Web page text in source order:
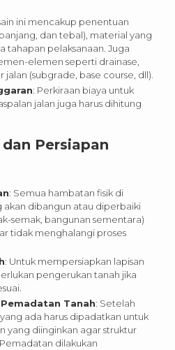
ini mencakup penentuan
dan tebal), material yang
tahapan pelaksanaan. Juga
elemen seperti drainase,
jalan (subgrade, base course, dll).
: Perkiraan biaya untuk
jalan juga harus dihitung
Persiapan
: Semua hambatan fisik di
akan dibangun atau diperbaiki
semak, bangunan sementara)
tidak menghalangi proses
: Untuk mempersiapkan lapisan
pengerukan tanah jika
Tanah: Setelah
ada harus dipadatkan untuk
yang diinginkan agar struktur
dilakukan